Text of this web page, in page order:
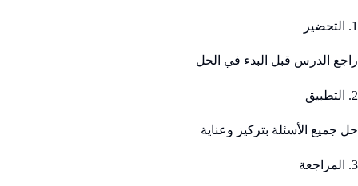
1. التحضير
راجع الدرس قبل البدء في الحل
2. التطبيق
حل جميع الأسئلة بتركيز وعناية
3. المراجعة